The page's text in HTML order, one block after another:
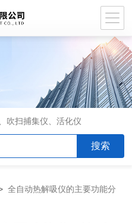
吹扫捕集仪、活化仪
全自动热解吸仪的主要功能分